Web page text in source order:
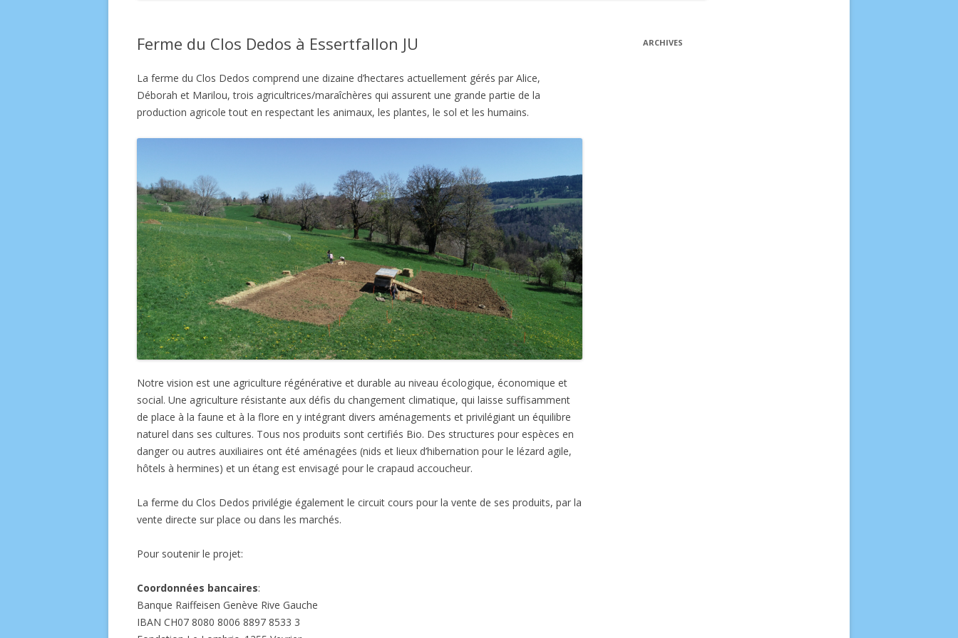
Ferme du Clos Dedos à Essertfallon JU
La ferme du Clos Dedos comprend une dizaine d’hectares actuellement gérés par Alice,
Déborah et Marilou, trois agricultrices/maraîchères qui assurent une grande partie de la
production agricole tout en respectant les animaux, les plantes, le sol et les humains.
Notre vision est une agriculture régénérative et durable au niveau écologique, économique et
social. Une agriculture résistante aux défis du changement climatique, qui laisse suffisamment
de place à la faune et à la flore en y intégrant divers aménagements et privilégiant un équilibre
naturel dans ses cultures. Tous nos produits sont certifiés Bio. Des structures pour espèces en
danger ou autres auxiliaires ont été aménagées (nids et lieux d’hibernation pour le lézard agile,
hôtels à hermines) et un étang est envisagé pour le crapaud accoucheur.
La ferme du Clos Dedos privilégie également le circuit cours pour la vente de ses produits, par la
vente directe sur place ou dans les marchés.
Pour soutenir le projet:
Coordonnées bancaires:
Banque Raiffeisen Genève Rive Gauche
IBAN CH07 8080 8006 8897 8533 3
ARCHIVES